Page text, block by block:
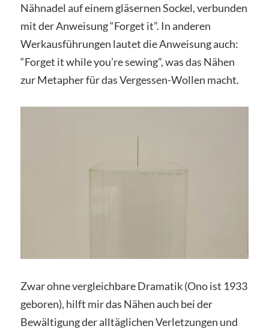
Nähnadel auf einem gläsernen Sockel, verbunden
mit der Anweisung “Forget it”. In anderen
Werkausführungen lautet die Anweisung auch:
“Forget it while you’re sewing”, was das Nähen
zur Metapher für das Vergessen-Wollen macht.
Zwar ohne vergleichbare Dramatik (Ono ist 1933
geboren), hilft mir das Nähen auch bei der
Bewältigung der alltäglichen Verletzungen und